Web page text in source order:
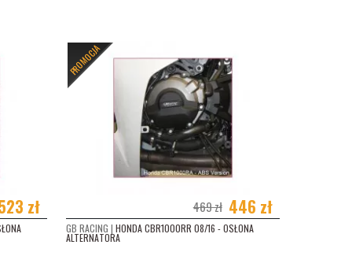
zł
PROMOCJA
469 zł 446 zł
GB RACING | HONDA CBR1000RR 08/16 - OSŁONA
ALTERNATORA